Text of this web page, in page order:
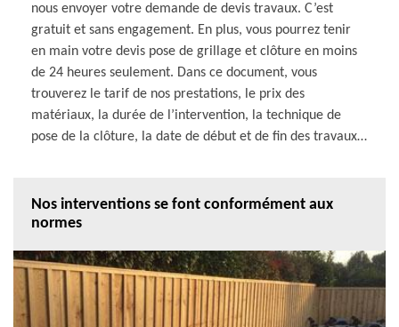
nous envoyer votre demande de devis travaux. C’est
gratuit et sans engagement. En plus, vous pourrez tenir
en main votre devis pose de grillage et clôture en moins
de 24 heures seulement. Dans ce document, vous
trouverez le tarif de nos prestations, le prix des
matériaux, la durée de l’intervention, la technique de
pose de la clôture, la date de début et de fin des travaux…
Nos interventions se font conformément aux
normes